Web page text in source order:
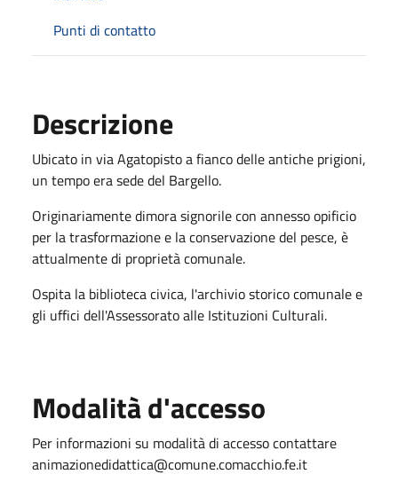
Punti di contatto
Descrizione
Ubicato in via Agatopisto a fianco delle antiche prigioni,
un tempo era sede del Bargello.
Originariamente dimora signorile con annesso opificio
per la trasformazione e la conservazione del pesce, è
attualmente di proprietà comunale.
Ospita la biblioteca civica, l'archivio storico comunale e
gli uffici dell'Assessorato alle Istituzioni Culturali.
Modalità d'accesso
Per informazioni su modalità di accesso contattare
animazionedidattica@comune.comacchio.fe.it